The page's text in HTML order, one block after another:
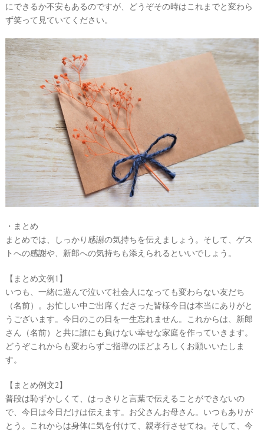
にできるか不安もあるのですが、どうぞその時はこれまでと変わら
ず笑って見ていてください。
・まとめ
まとめでは、しっかり感謝の気持ちを伝えましょう。そして、ゲス
トへの感謝や、新郎への気持ちも添えられるといいでしょう。
【まとめ文例1】
いつも、一緒に遊んで泣いて社会人になっても変わらない友だち
（名前）。お忙しい中ご出席くださった皆様今日は本当にありがと
うございます。今日のこの日を一生忘れません。これからは、新郎
さん（名前）と共に誰にも負けない幸せな家庭を作っていきます。
どうぞこれからも変わらずご指導のほどよろしくお願いいたしま
す。
【まとめ例文2】
普段は恥ずかしくて、はっきりと言葉で伝えることができないの
で、今日は今日だけは伝えます。お父さんお母さん。いつもありが
とう。これからは身体に気を付けて、親孝行させてね。そして、今